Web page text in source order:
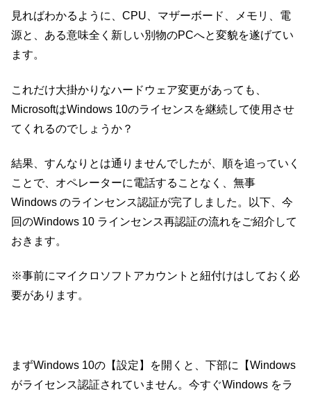
見ればわかるように、CPU、マザーボード、メモリ、電
源と、ある意味全く新しい別物のPCへと変貌を遂げてい
ます。
これだけ大掛かりなハードウェア変更があっても、
MicrosoftはWindows 10のライセンスを継続して使用させ
てくれるのでしょうか？
結果、すんなりとは通りませんでしたが、順を追っていく
ことで、オペレーターに電話することなく、無事
Windows のラインセンス認証が完了しました。以下、今
回のWindows 10 ラインセンス再認証の流れをご紹介して
おきます。
※事前にマイクロソフトアカウントと紐付けはしておく必
要があります。
まずWindows 10の【設定】を開くと、下部に【Windows
がライセンス認証されていません。今すぐWindows をラ